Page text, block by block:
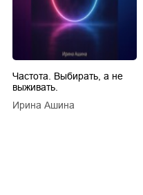
Частота. Выбирать, а не
выживать.
Ирина Ашина